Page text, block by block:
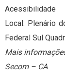
Acessibilidade
Local: Plenário
Federal Sul
Mais
Secom – CA